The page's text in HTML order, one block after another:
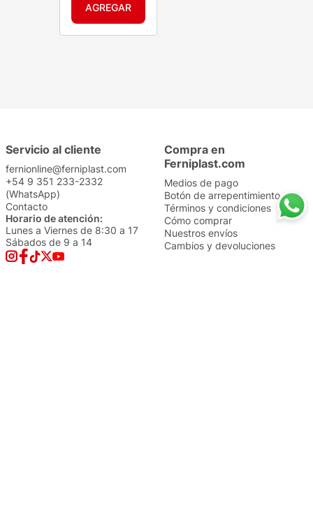
Servicio al cliente
fernionline@ferniplast.com
+54 9 351 233-2332
(WhatsApp)
Contacto
Horario de atención:
Lunes a Viernes de 8:30 a 17
Sábados de 9 a 14
Compra en
Ferniplast.com
Medios de pago
Botón de arrepentimiento
Términos y condiciones
Cómo comprar
Nuestros envíos
Cambios y devoluciones